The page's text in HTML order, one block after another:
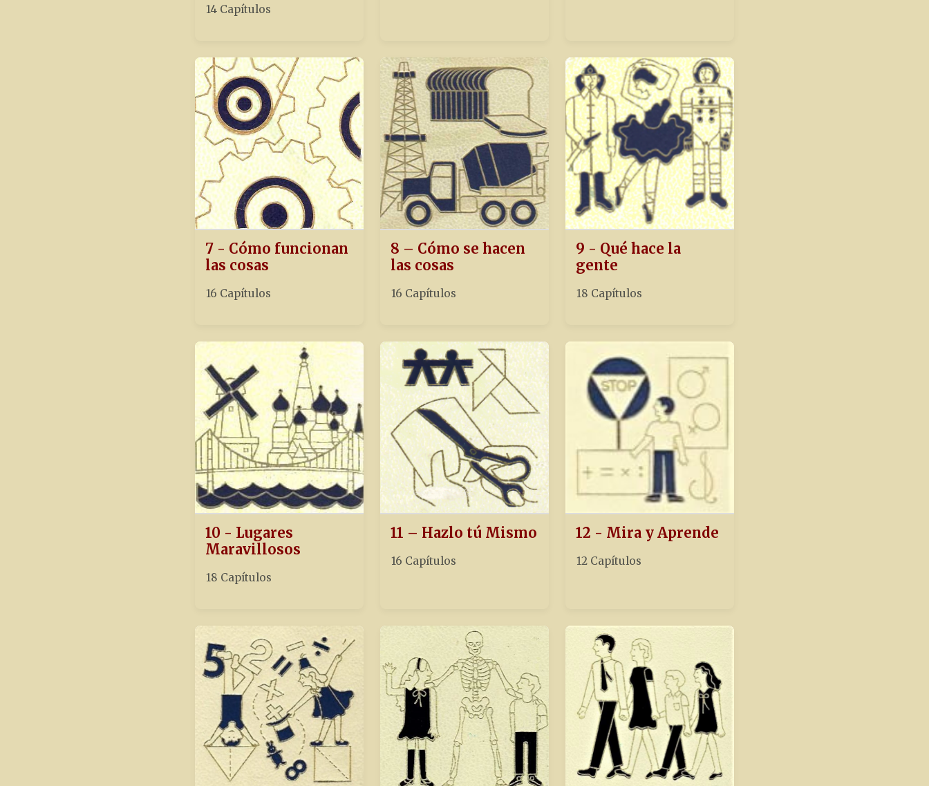
14 Capítulos
7 - Cómo funcionan
las cosas
16 Capítulos
8 – Cómo se hacen
las cosas
16 Capítulos
9 - Qué hace la
gente
18 Capítulos
10 - Lugares
Maravillosos
18 Capítulos
11 – Hazlo tú Mismo
16 Capítulos
12 - Mira y Aprende
12 Capítulos